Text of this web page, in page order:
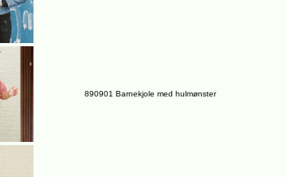
890901 Barnekjole med hulmønster